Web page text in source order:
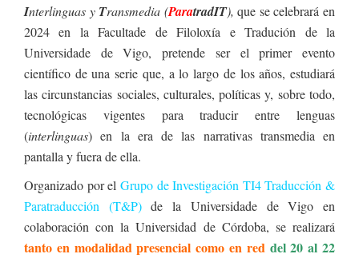
Interlinguas y Transmedia (ParatradIT),que se celebrará en
2024 en la Facultade de Filoloxía e Tradución de la
Universidade de Vigo, pretende ser el primer evento
científico de una serie que, a lo largo de los años, estudiará
las circunstancias sociales, culturales, políticas y, sobre todo,
tecnológicas vigentes para traducir entre lenguas
(interlinguas) en la era de las narrativas transmedia en
pantalla y fuera de ella.
Organizado por el Grupo de Investigación TI4 Traducción &
Paratraducción (T&P)de la Universidade de Vigo en
colaboración con la Universidad de Córdoba, se realizará
tanto en modalidad presencial como en red del 20 al 22